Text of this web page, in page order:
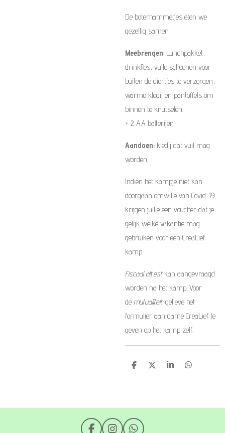
De boterhammetjes eten we
gezellig samen
Meebrengen: Lunchpakket,
drinkfles, vuile schoenen voor
buiten de diertjes te verzorgen,
warme kledij en pantoffels om
binnen te knutselen.
+ 2 AA batterijen
Aandoen: kledij dat vuil mag
worden.
Indien het kampje niet kan
doorgaan omwille van Covid-19
krijgen jullie een voucher dat je
gelijk welke vakantie mag
gebruiken voor een CreaLief
kamp.
Fiscaal attest kan aangevraagd
worden na het kamp. Voor
de mutualiteit: gelieve het
formulier aan dame CreaLief te
geven op het kamp zelf.
D
D
S
D